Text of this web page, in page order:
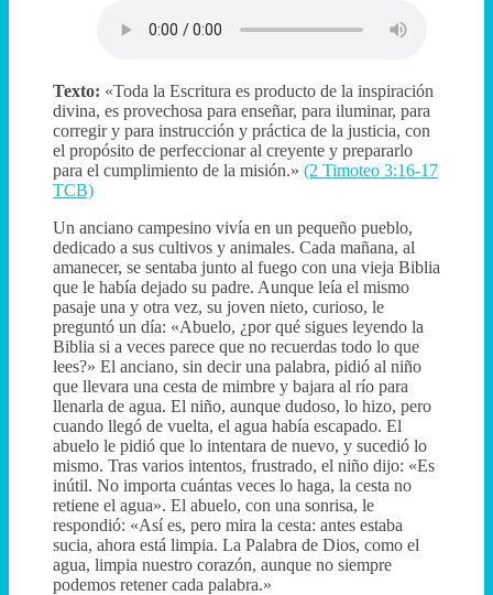
Texto: «Toda la Escritura es producto de la inspiración
divina, es provechosa para enseñar, para iluminar, para
corregir y para instrucción y práctica de la justicia, con
el propósito de perfeccionar al creyente y prepararlo
para el cumplimiento de la misión.» (2 Timoteo 3:16-17
TCB)
Un anciano campesino vivía en un pequeño pueblo,
dedicado a sus cultivos y animales. Cada mañana, al
amanecer, se sentaba junto al fuego con una vieja Biblia
que le había dejado su padre. Aunque leía el mismo
pasaje una y otra vez, su joven nieto, curioso, le
preguntó un día: «Abuelo, ¿por qué sigues leyendo la
Biblia si a veces parece que no recuerdas todo lo que
lees?» El anciano, sin decir una palabra, pidió al niño
que llevara una cesta de mimbre y bajara al río para
llenarla de agua. El niño, aunque dudoso, lo hizo, pero
cuando llegó de vuelta, el agua había escapado. El
abuelo le pidió que lo intentara de nuevo, y sucedió lo
mismo. Tras varios intentos, frustrado, el niño dijo: «Es
inútil. No importa cuántas veces lo haga, la cesta no
retiene el agua». El abuelo, con una sonrisa, le
respondió: «Así es, pero mira la cesta: antes estaba
sucia, ahora está limpia. La Palabra de Dios, como el
agua, limpia nuestro corazón, aunque no siempre
podemos retener cada palabra.»